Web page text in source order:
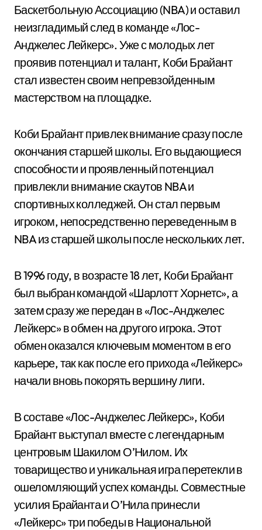
Баскетбольную Ассоциацию (NBA) и оставил
неизгладимый след в команде «Лос-
Анджелес Лейкерс». Уже с молодых лет
проявив потенциал и талант, Коби Брайант
стал известен своим непревзойденным
мастерством на площадке.
Коби Брайант привлек внимание сразу после
окончания старшей школы. Его выдающиеся
способности и проявленный потенциал
привлекли внимание скаутов NBA и
спортивных колледжей. Он стал первым
игроком, непосредственно переведенным в
NBA из старшей школы после нескольких лет.
В 1996 году, в возрасте 18 лет, Коби Брайант
был выбран командой «Шарлотт Хорнетс», а
затем сразу же передан в «Лос-Анджелес
Лейкерс» в обмен на другого игрока. Этот
обмен оказался ключевым моментом в его
карьере, так как после его прихода «Лейкерс»
начали вновь покорять вершину лиги.
В составе «Лос-Анджелес Лейкерс», Коби
Брайант выступал вместе с легендарным
центровым Шакилом О’Нилом. Их
товарищество и уникальная игра перетекли в
ошеломляющий успех команды. Совместные
усилия Брайанта и О’Нила принесли
«Лейкерс» три победы в Национальной